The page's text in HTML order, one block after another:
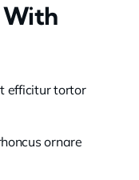
With
efficitur tortor
ornare